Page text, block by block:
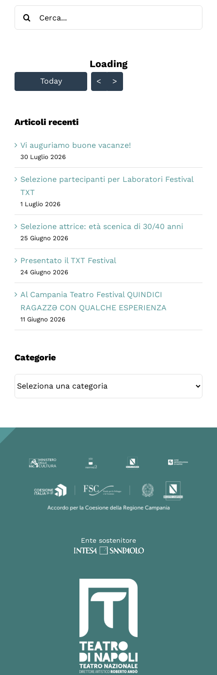
Skip Calendar
Loading - current view is
Loading
Today < >
Articoli recenti
Vi auguriamo buone vacanze!
30 Luglio 2026
Selezione partecipanti per Laboratori Festival
TXT
1 Luglio 2026
Selezione attrice: età scenica di 30/40 anni
25 Giugno 2026
Presentato il TXT Festival
24 Giugno 2026
Al Campania Teatro Festival QUINDICI
RAGAZZƏ CON QUALCHE ESPERIENZA
11 Giugno 2026
Categorie
Ente sostenitore